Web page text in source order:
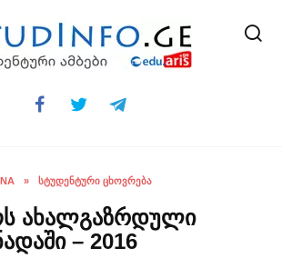
» ᲡᲢᲣᲓᲔᲜᲢᲣᲠᲘ ᲪᲮᲝᲕᲠᲔᲑᲐ
ახალგაზრდული
– 2016